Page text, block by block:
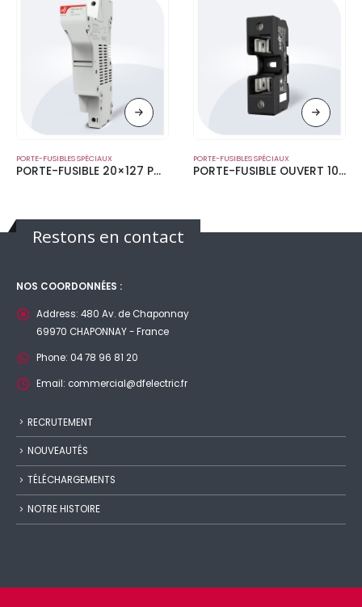
PORTE-FUSIBLES SPÉCIAUX
PORTE-FUSIBLE 20×127 PMX 1500V
PORTE-FUSIBLES SPÉCIAUX
PORTE-FUSIBLE OUVERT 10×38 BAC10
Restons en contact
NOS COORDONNÉES :
Address: 480 Av. de Chaponnay
69970 CHAPONNAY - France
Phone: 04 78 96 81 20
Email: commercial@dfelectric.fr
RECRUTEMENT
NOUVEAUTÉS
TÉLÉCHARGEMENTS
NOTRE HISTOIRE